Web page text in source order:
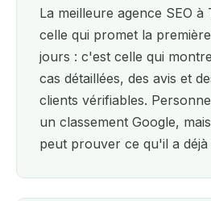
La meilleure agence SEO
celle qui promet la
jours : c'est celle qui
cas détaillées, des avis et
clients vérifiables.
un classement Google,
peut prouver ce qu'il a déjà